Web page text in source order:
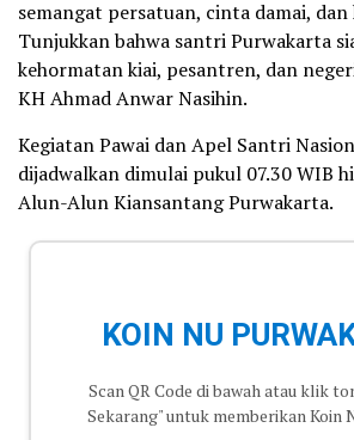
semangat persatuan, cinta damai, dan
Tunjukkan bahwa santri Purwakarta
kehormatan kiai, pesantren, dan
KH Ahmad Anwar Nasihin.
Kegiatan Pawai dan Apel Santri
dijadwalkan dimulai pukul 07.30 WIB
Alun-Alun Kiansantang Purwakarta.
KOIN NU
Scan QR Code di bawah atau klik
Sekarang" untuk memberikan Koin